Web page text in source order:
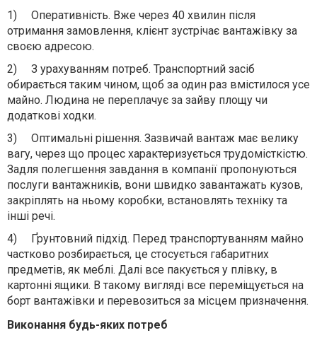
1)
Оперативність. Вже через 40 хвилин після
отримання замовлення, клієнт зустрічає вантажівку за
своєю адресою.
2)
З урахуванням потреб. Транспортний засіб
обирається таким чином, щоб за один раз вмістилося усе
майно. Людина не переплачує за зайву площу чи
додаткові ходки.
3)
Оптимальні рішення. Зазвичай вантаж має велику
вагу, через що процес характеризується трудомісткістю.
Задля полегшення завдання в компанії пропонуються
послуги вантажників, вони швидко завантажать кузов,
закріплять на ньому коробки, встановлять техніку та
інші речі.
4)
Ґрунтовний підхід. Перед транспортуванням майно
частково розбирається, це стосується габаритних
предметів, як меблі. Далі все пакується у плівку, в
картонні ящики. В такому вигляді все переміщується на
борт вантажівки и перевозиться за місцем призначення.
Виконання будь-яких потреб